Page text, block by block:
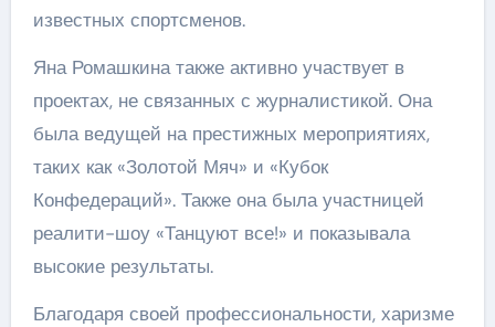
известных спортсменов.
Яна Ромашкина также активно участвует в
проектах, не связанных с журналистикой. Она
была ведущей на престижных мероприятиях,
таких как «Золотой Мяч» и «Кубок
Конфедераций». Также она была участницей
реалити-шоу «Танцуют все!» и показывала
высокие результаты.
Благодаря своей профессиональности, харизме